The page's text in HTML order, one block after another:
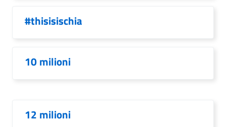
#thisisischia
10 milioni
12 milioni